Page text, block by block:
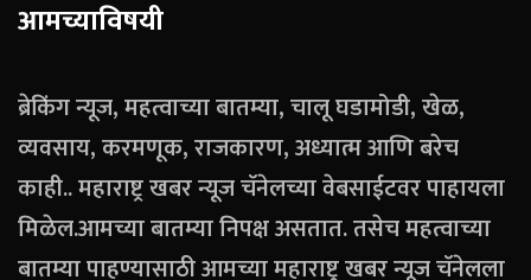
आमच्याविषयी
ब्रेकिंग न्यूज, महत्वाच्या बातम्या, चालू घडामोडी, खेळ,
व्यवसाय, करमणूक, राजकारण, अध्यात्म आणि बरेच
काही.. महाराष्ट्र खबर न्यूज चॅनेलच्या वेबसाईटवर पाहायला
मिळेल.आमच्या बातम्या निपक्ष असतात. तसेच महत्वाच्या
बातम्या पाहण्यासाठी आमच्या महाराष्ट्र खबर न्यूज चॅनेलला